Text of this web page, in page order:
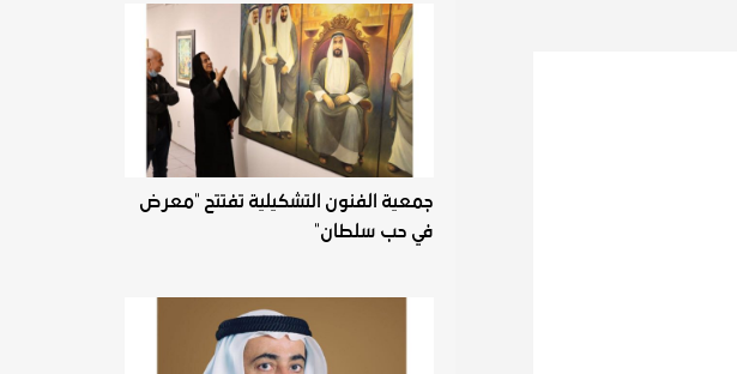
جمعية الفنون التشكيلية تفتتح "معرض
في حب سلطان"